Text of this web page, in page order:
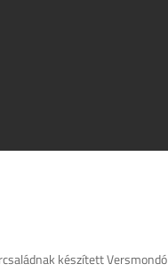
készített Versmondó